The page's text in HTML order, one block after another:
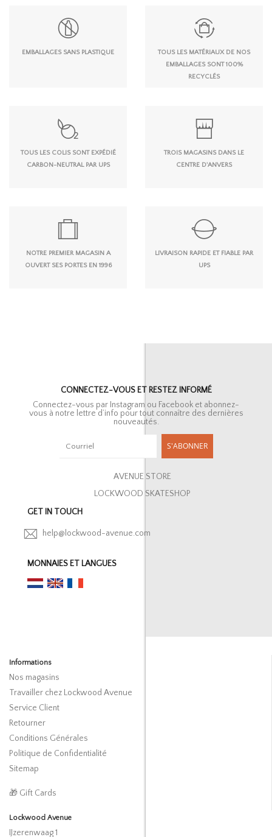
EMBALLAGES SANS PLASTIQUE
TOUS LES MATÉRIAUX DE NOS
EMBALLAGES SONT 100%
RECYCLÉS
TOUS LES COLIS SONT EXPÉDIÉ
CARBON-NEUTRAL PAR UPS
TROIS MAGASINS DANS LE
CENTRE D'ANVERS
NOTRE PREMIER MAGASIN A
OUVERT SES PORTES EN 1996
LIVRAISON RAPIDE ET FIABLE PAR
UPS
CONNECTEZ-VOUS ET RESTEZ INFORMÉ
Connectez-vous par Instagram ou Facebook et abonnez-
vous à notre lettre d’info pour tout connaître des dernières
nouveautés.
S'ABONNER
AVENUE STORE
LOCKWOOD SKATESHOP
GET IN TOUCH
help@lockwood-avenue.com
MONNAIES ET LANGUES
Informations
Nos magasins
Travailler chez Lockwood Avenue
Service Client
Retourner
Conditions Générales
Politique de Confidentialité
Sitemap
🎁 Gift Cards
Lockwood Avenue
IJzerenwaag 1